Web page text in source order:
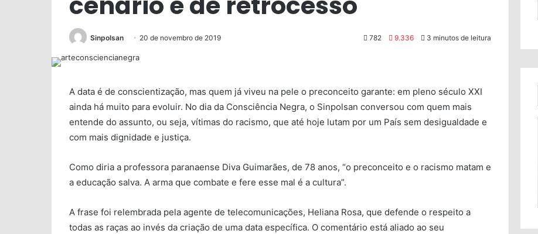
Sinpolsan 20 de novembro de 2019 782 9.336 3 minutos de leitura
A data é de conscientização, mas quem já viveu na pele o preconceito garante: em pleno século XXI
ainda há muito para evoluir. No dia da Consciência Negra, o Sinpolsan conversou com quem mais
entende do assunto, ou seja, vítimas do racismo, que até hoje lutam por um País sem desigualdade e
com mais dignidade e justiça.
Como diria a professora paranaense Diva Guimarães, de 78 anos, “o preconceito e o racismo matam e
a educação salva. A arma que combate e fere esse mal é a cultura”.
A frase foi relembrada pela agente de telecomunicações, Heliana Rosa, que defende o respeito a
todas as raças ao invés da criação de uma data específica. O comentário está aliado ao seu